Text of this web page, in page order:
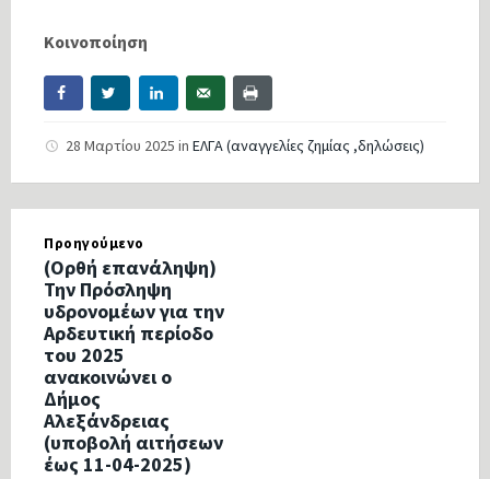
Κοινοποίηση
28 Μαρτίου 2025 in ΕΛΓΑ (αναγγελίες ζημίας ,δηλώσεις)
Προηγούμενο
(Ορθή επανάληψη)
Την Πρόσληψη
υδρονομέων για την
Αρδευτική περίοδο
του 2025
ανακοινώνει ο
Δήμος
Αλεξάνδρειας
(υποβολή αιτήσεων
έως 11-04-2025)